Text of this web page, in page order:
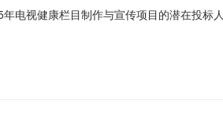
电视健康栏目制作与宣传项目的潜在投
采购需求：标项名称：2025年电视健康